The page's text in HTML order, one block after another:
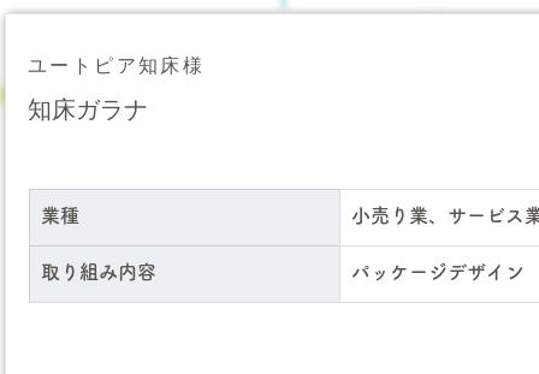
ユートピア知床様
知床ガラナ
業種 小売り業、サービス
取り組み内容 パッケージデザイン